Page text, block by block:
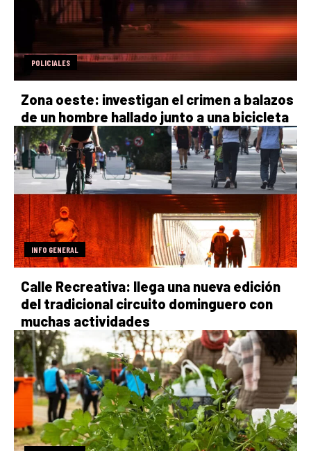
POLICIALES
Zona oeste: investigan el crimen a balazos
de un hombre hallado junto a una bicicleta
INFO GENERAL
Calle Recreativa: llega una nueva edición
del tradicional circuito dominguero con
muchas actividades